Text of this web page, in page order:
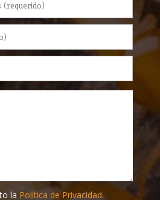
la Política de Privacidad.